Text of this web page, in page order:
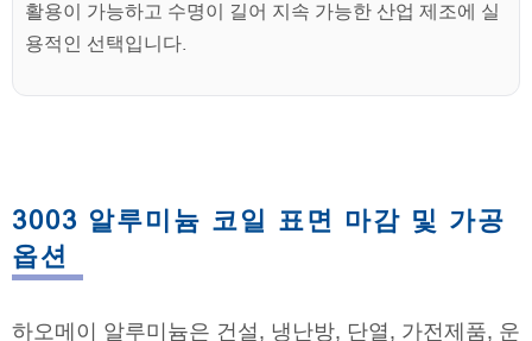
활용이 가능하고 수명이 길어 지속 가능한 산업 제조에 실
용적인 선택입니다.
3003 알루미늄 코일 표면 마감 및 가공
옵션
하오메이 알루미늄은 건설, 냉난방, 단열, 가전제품, 운